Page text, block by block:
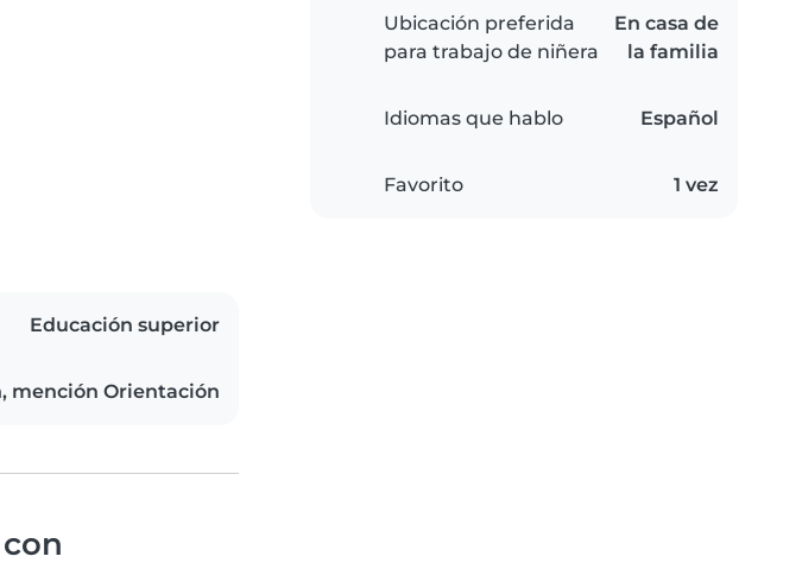
Ubicación preferida
para trabajo de niñera
En casa de
la familia
Idiomas que hablo Español
Favorito 1 vez
Educación superior
mención Orientación